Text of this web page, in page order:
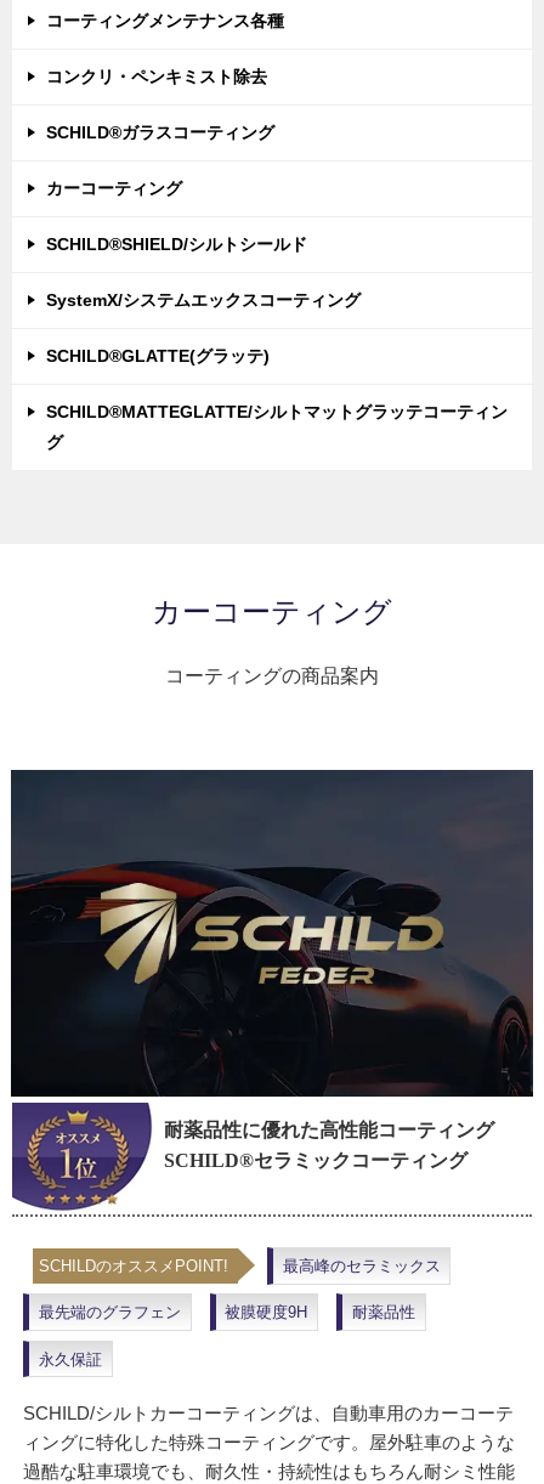
コーティングメンテナンス各種
コンクリ・ペンキミスト除去
SCHILD®ガラスコーティング
カーコーティング
SCHILD®SHIELD/シルトシールド
SystemX/システムエックスコーティング
SCHILD®GLATTE(グラッテ)
SCHILD®MATTEGLATTE/シルトマットグラッテコーティン
グ
カーコーティング
コーティングの商品案内
耐薬品性に優れた高性能コーティング
SCHILD®セラミックコーティング
SCHILDのオススメPOINT! 最高峰のセラミックス
最先端のグラフェン 被膜硬度9H 耐薬品性
永久保証
SCHILD/シルトカーコーティングは、自動車用のカーコーテ
ィングに特化した特殊コーティングです。屋外駐車のような
過酷な駐車環境でも、耐久性・持続性はもちろん耐シミ性能